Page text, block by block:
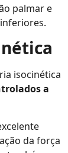
palmar e
isocinética
a
da força